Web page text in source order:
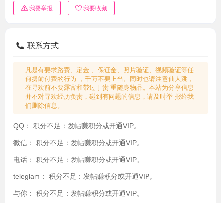
我要举报 我要收藏
联系方式
凡是有要求路费、定金 、保证金、照片验证、视频验证等任
何提前付费的行为 ，千万不要上当。同时也请注意仙人跳，
在寻欢前不要露富和带过于贵 重随身物品。本站为分享信息
并不对寻欢经历负责，碰到有问题的信息，请及时举 报给我
们删除信息。
QQ： 积分不足：发帖赚积分或开通VIP。
微信： 积分不足：发帖赚积分或开通VIP。
电话： 积分不足：发帖赚积分或开通VIP。
teleglam： 积分不足：发帖赚积分或开通VIP。
与你： 积分不足：发帖赚积分或开通VIP。